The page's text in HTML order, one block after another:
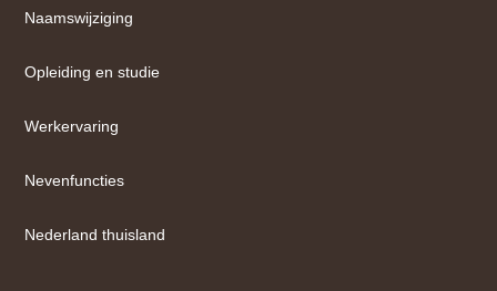
Naamswijziging
Opleiding en studie
Werkervaring
Nevenfuncties
Nederland thuisland